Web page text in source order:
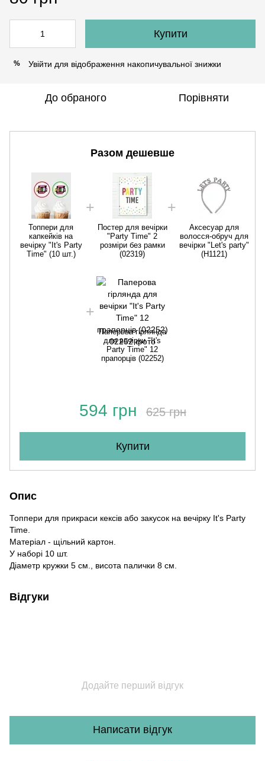
Купити
% Увійти для відображення накопичувальної знижки
До обраного Порівняти
Разом дешевше
Топпери для
капкейків на
вечірку "It's Party
Time" (10 шт.)
Постер для вечірки
"Party Time" 2
розміри без рамки
(02319)
Аксесуар для
волосся-обруч для
вечірки "Let's party"
(H1121)
Паперова гірлянда
для вечірки "It's
Party Time" 12
прапорців (02252)
594 грн 625 грн
Купити
Опис
Топпери для прикраси кексів або закусок на вечірку It's Party
Time.
Матеріал - щільний картон.
У наборі 10 шт.
Діаметр кружки 5 см., висота палички 8 см.
Відгуки
Додайте перший відгук
Написати відгук